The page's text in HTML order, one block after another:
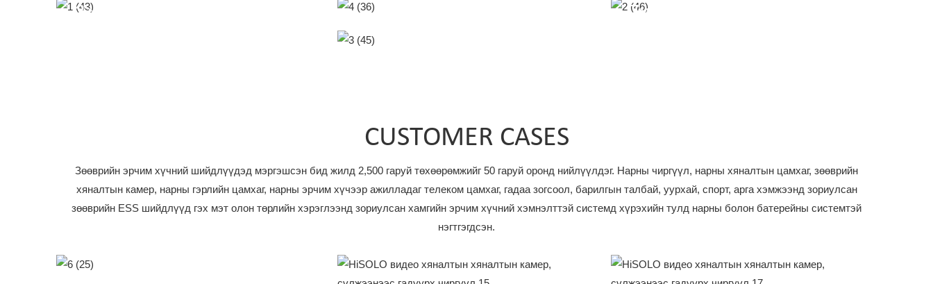
2*450Вт Нарны Хавтан
6 Талт Хяналтын Камер
7м-9м Дуран Шигтгээ
CUSTOMER CASES
Зөөврийн эрчим хүчний шийдлүүдэд мэргэшсэн бид жилд 2,500 гаруй төхөөрөмжийг 50 гаруй оронд нийлүүлдэг. Нарны чиргүүл, нарны хяналтын цамхаг, зөөврийн
хяналтын камер, нарны гэрлийн цамхаг, нарны эрчим хүчээр ажилладаг телеком цамхаг, гадаа зогсоол, барилгын талбай, уурхай, спорт, арга хэмжээнд зориулсан
зөөврийн ESS шийдлүүд гэх мэт олон төрлийн хэрэглээнд зориулсан хамгийн эрчим хүчний хэмнэлттэй системд хүрэхийн тулд нарны болон батерейны системтэй
нэгтгэгдсэн.